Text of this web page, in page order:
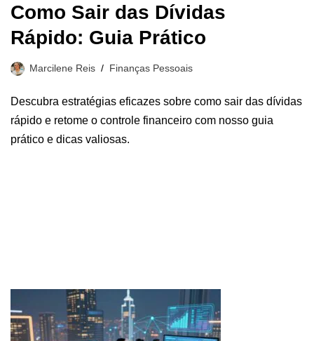
Como Sair das Dívidas
Rápido: Guia Prático
Marcilene Reis Finanças Pessoais
Descubra estratégias eficazes sobre como sair das dívidas
rápido e retome o controle financeiro com nosso guia
prático e dicas valiosas.